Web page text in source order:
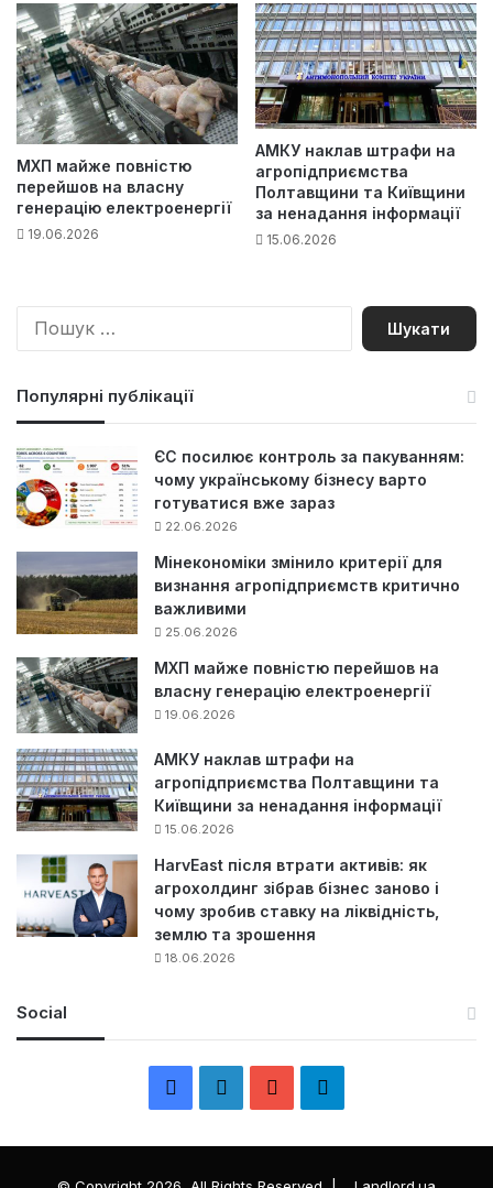
МХП майже повністю
перейшов на власну
генерацію електроенергії
19.06.2026
АМКУ наклав штрафи на
агропідприємства
Полтавщини та Київщини
за ненадання інформації
15.06.2026
П
Популярні публікації
ЄС посилює контроль за пакуванням:
чому українському бізнесу варто
готуватися вже зараз
22.06.2026
Мінекономіки змінило критерії для
визнання агропідприємств критично
важливими
25.06.2026
МХП майже повністю перейшов на
власну генерацію електроенергії
19.06.2026
АМКУ наклав штрафи на
агропідприємства Полтавщини та
Київщини за ненадання інформації
15.06.2026
HarvEast після втрати активів: як
агрохолдинг зібрав бізнес заново і
чому зробив ставку на ліквідність,
землю та зрошення
18.06.2026
Social
c
n
л